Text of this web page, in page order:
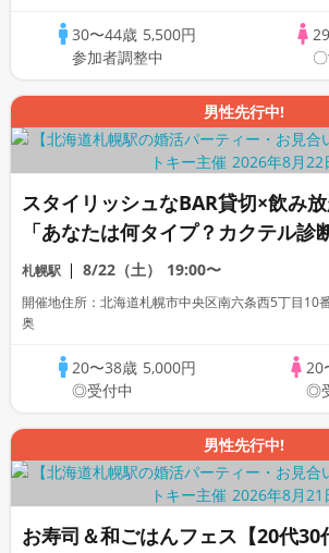
30〜44歳 5,500円
参加者調整中
男性先行中!
スタイリッシュなBAR貸切×飲み放
「あなたは何タイプ？カクテル診
ける♡新しい出会い」着席＆フリー
ル/連絡先交換自由/飲み放題付き
札幌駅 8/22（土） 19:00〜
開催地住所：北海道札幌市中央区南六条西5丁目10番地1 アイビル3
奥
20〜38歳 5,000円
◎受付中
20
◎
男性先行中!
お寿司＆和ごはんフェス【20代30